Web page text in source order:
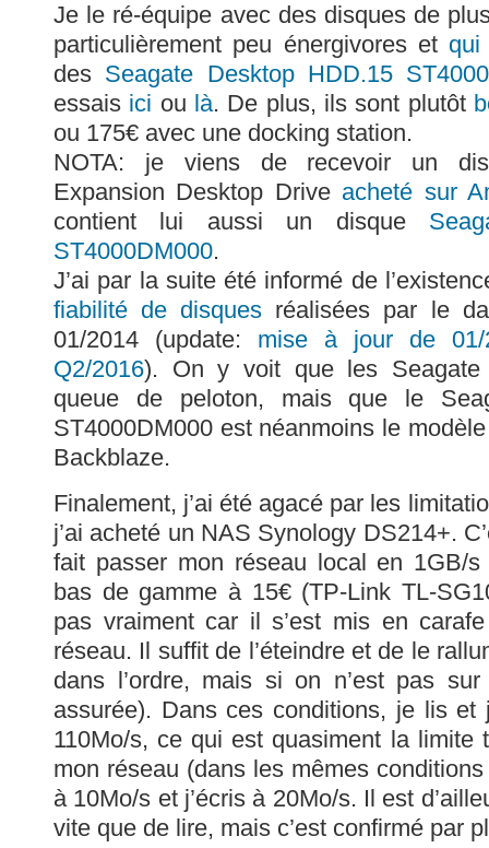
Je le ré-équipe avec des disques de
particulièrement peu énergivores et qui
des Seagate Desktop HDD.15
essais ici ou là. De plus, ils sont plutôt
ou 175€ avec une docking station.
NOTA: je viens de recevoir un
Expansion Desktop Drive acheté sur
contient lui aussi un disque
ST4000DM000.
J’ai par la suite été informé de
fiabilité de disques réalisées par le
01/2014 (update: mise à jour de 01/
Q2/2016). On y voit que les Seagate
queue de peloton, mais que le
ST4000DM000 est néanmoins le
Backblaze.
Finalement, j’ai été agacé par les
j’ai acheté un NAS Synology DS214+.
fait passer mon réseau local en 1GB/
bas de gamme à 15€ (TP-Link TL-
pas vraiment car il s’est mis en
réseau. Il suffit de l’éteindre et de le
dans l’ordre, mais si on n’est pas
assurée). Dans ces conditions, je lis et
110Mo/s, ce qui est quasiment la limite
mon réseau (dans les mêmes
à 10Mo/s et j’écris à 20Mo/s. Il est
vite que de lire, mais c’est confirmé par